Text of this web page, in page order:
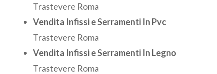
Trastevere Roma
Vendita Infissi e Serramenti In Pvc
Trastevere Roma
Vendita Infissi e Serramenti In Legno
Trastevere Roma